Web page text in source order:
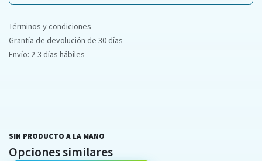
Términos y condiciones
Grantía de devolución de 30 días
Envío: 2-3 días hábiles
SIN PRODUCTO A LA MANO
Opciones similares